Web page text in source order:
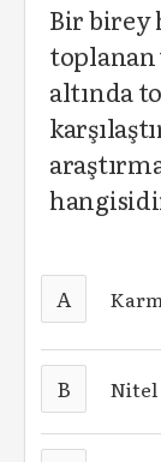
Bir birey
altında
A
B Nitel